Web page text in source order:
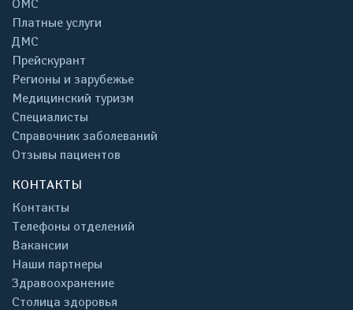
ОМС
Платные услуги
ДМС
Прейскурант
Регионы и зарубежье
Медицинский туризм
Специалисты
Справочник заболеваний
Отзывы пациентов
КОНТАКТЫ
Контакты
Телефоны отделений
Вакансии
Наши партнеры
Здравоохранение
Столица здоровья